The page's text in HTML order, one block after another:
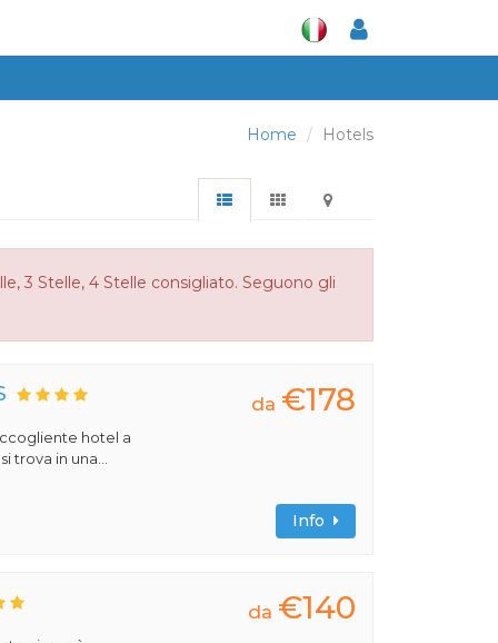
Home Hotels
3 Stelle, 4 Stelle consigliato. Seguono gli
hotel a
trova in una...
da €178
Info
da €140